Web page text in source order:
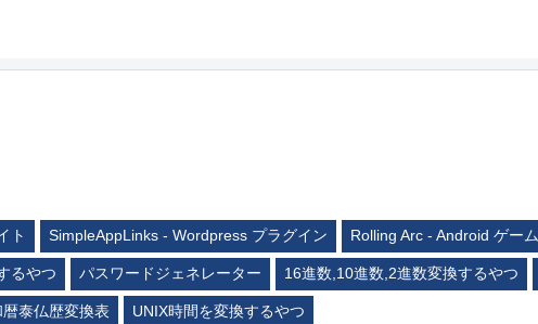
ト SimpleAppLinks - Wordpress プラグイン Rolling Arc - Android ゲーム
るやつ パスワードジェネレーター 16進数,10進数,2進数変換するやつ
泰仏歴変換表 UNIX時間を変換するやつ